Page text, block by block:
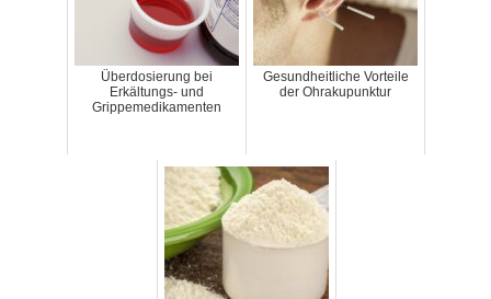
Überdosierung bei
Erkältungs- und
Grippemedikamenten
Gesundheitliche Vorteile
der Ohrakupunktur